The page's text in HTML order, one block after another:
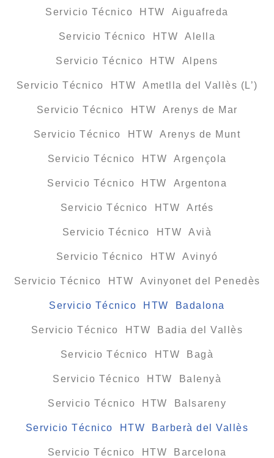
Servicio Técnico HTW Aiguafreda
Servicio Técnico HTW Alella
Servicio Técnico HTW Alpens
Servicio Técnico HTW Ametlla del Vallès (L’)
Servicio Técnico HTW Arenys de Mar
Servicio Técnico HTW Arenys de Munt
Servicio Técnico HTW Argençola
Servicio Técnico HTW Argentona
Servicio Técnico HTW Artés
Servicio Técnico HTW Avià
Servicio Técnico HTW Avinyó
Servicio Técnico HTW Avinyonet del Penedès
Servicio Técnico HTW Badalona
Servicio Técnico HTW Badia del Vallès
Servicio Técnico HTW Bagà
Servicio Técnico HTW Balenyà
Servicio Técnico HTW Balsareny
Servicio Técnico HTW Barberà del Vallès
Servicio Técnico HTW Barcelona